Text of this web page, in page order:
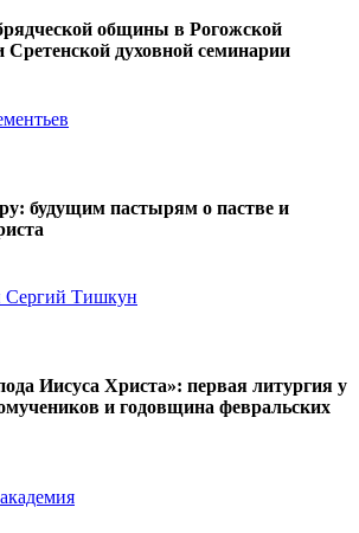
общины в Рогожской
Сретенской духовной семинарии
будущим пастырям о пастве и
Сергий Тишкун
Иисуса Христа»: первая литургия у
и годовщина февральских